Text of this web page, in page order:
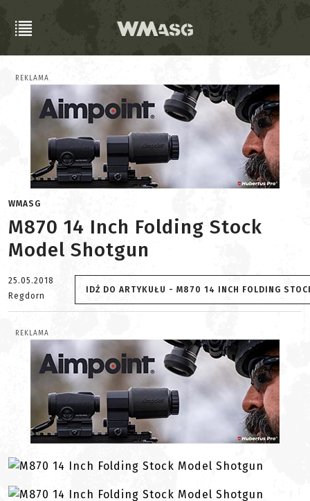
REKLAMA
WMASG
M870 14 Inch Folding Stock
Model Shotgun
25.05.2018
Regdorn
IDŹ DO ARTYKUŁU - M870 14 INCH FOLDING
REKLAMA